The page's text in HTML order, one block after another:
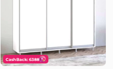
CashBack: 6388